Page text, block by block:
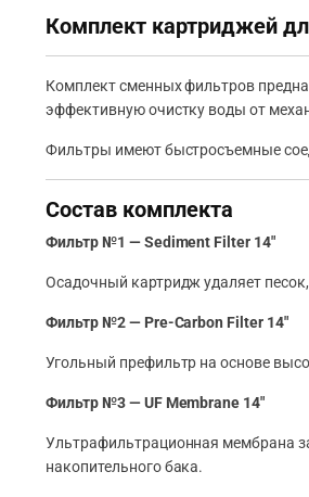
Комплект картриджей
Комплект сменных фильтров
эффективную очистку воды от
Фильтры имеют быстросъемные
Состав комплекта
Фильтр №1 — Sediment Filter 14″
Осадочный картридж удаляет
Фильтр №2 — Pre-Carbon Filter 14″
Угольный префильтр на основе
Фильтр №3 — UF Membrane 14″
Ультрафильтрационная мембрана
накопительного бака.